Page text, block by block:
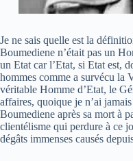
Je ne sais quelle est la
Boumediene n’était pas un
un Etat car l’Etat, si Etat est,
hommes comme a survécu la
véritable Homme d’Etat, le
affaires, quoique je n’ai
Boumediene après sa mort à
clientélisme qui perdure à ce
dégâts immenses causés